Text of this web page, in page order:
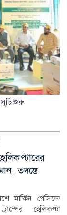
শুরু
অভিযোগে
যুবক গ্রেপ্তার
তরুণীর সঙ্গে
সম্পর্ক গড়ে তার
ও ভিডিও...